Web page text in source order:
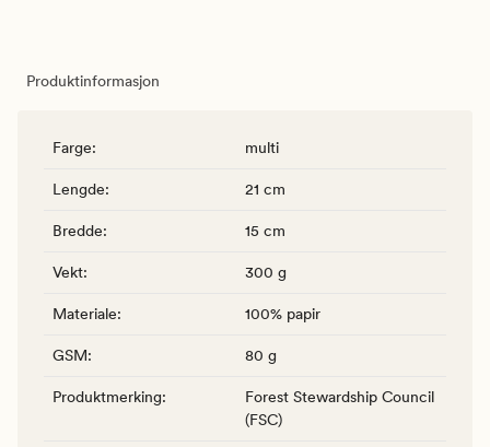
Produktinformasjon
Farge: multi
Lengde: 21 cm
Bredde: 15 cm
Vekt: 300 g
Materiale: 100% papir
GSM: 80 g
Produktmerking:
Forest Stewardship Council
(FSC)